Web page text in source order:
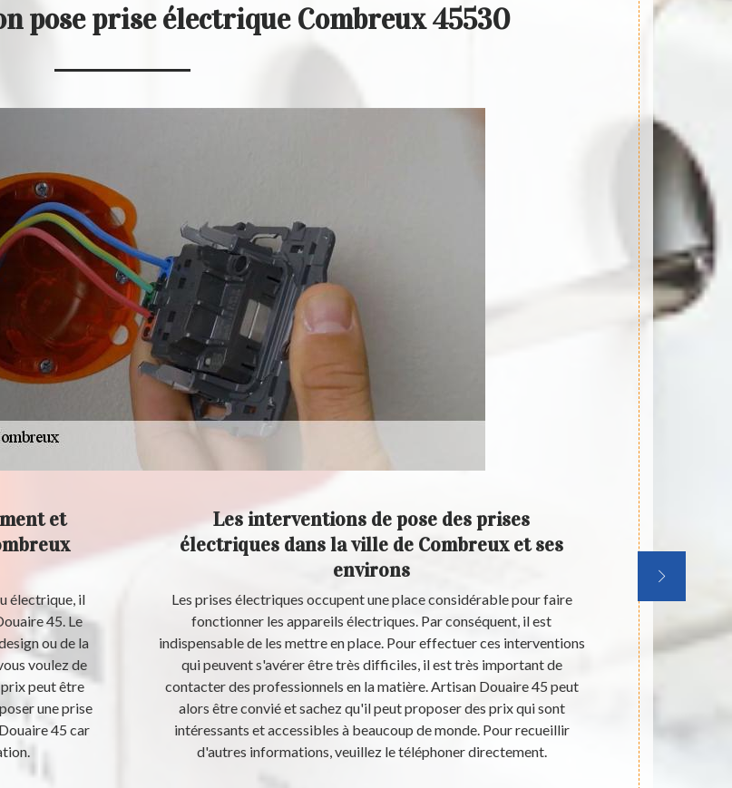
pose prise électrique Combreux 45530
et
électrique, il
45. Le
ou de la
voulez de
peut être
une prise
45 car
Les interventions de pose des prises
électriques dans la ville de Combreux et ses
environs
Les prises électriques occupent une place considérable pour faire
fonctionner les appareils électriques. Par conséquent, il est
indispensable de les mettre en place. Pour effectuer ces interventions
qui peuvent s'avérer être très difficiles, il est très important de
contacter des professionnels en la matière. Artisan Douaire 45 peut
alors être convié et sachez qu'il peut proposer des prix qui sont
intéressants et accessibles à beaucoup de monde. Pour recueillir
d'autres informations, veuillez le téléphoner directement.
Les
d'énergie.
ce cas,